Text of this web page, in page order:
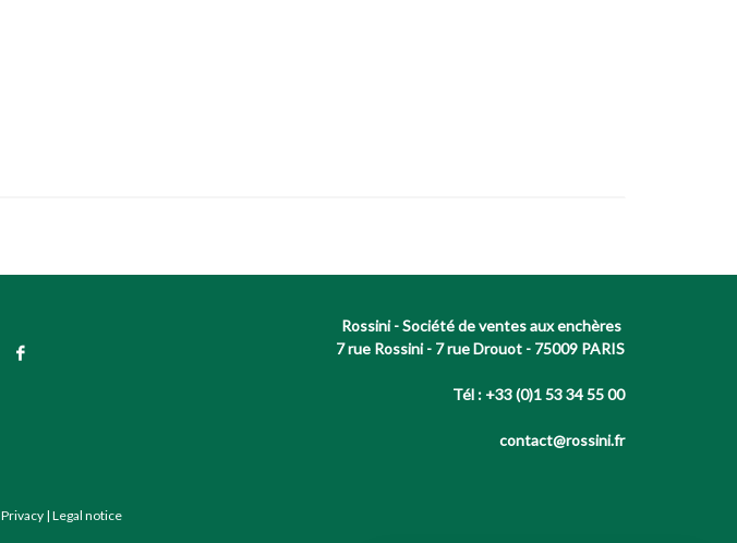
Rossini - Société de ventes aux enchères
7 rue Rossini - 7 rue Drouot - 75009 PARIS
Tél : +33 (0)1 53 34 55 00
contact@rossini.fr
Privacy| Legal notice